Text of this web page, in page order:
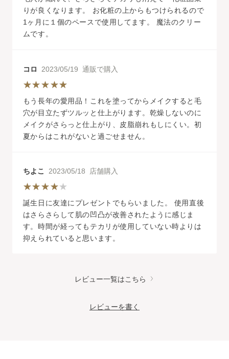
りが良くなります。 お化粧の上からもつけられるので
1ヶ月に１個のペースで使用してます。 魔法のクリー
ムです。
コロ 2023/05/19 通販で購入
もう長年の愛用品！これを塗ってからメイクすると毛
穴が目立たずツルッと仕上がります。乾燥しないのに
メイクがさらっと仕上がり、皮脂崩れもしにくい。初
夏からはこれがないと過ごせません。
ちよこ 2023/05/18 店舗購入
誕生日に友達にプレゼントでもらいました。 使用直後
はさらさらして肌の凹凸が改善されたように感じま
す。時間が経ってもテカリが使用していない時よりは
抑えられていると思います。
レビュー一覧はこちら
レビューを書く